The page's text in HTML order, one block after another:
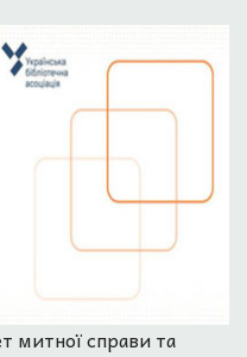
митної справи та